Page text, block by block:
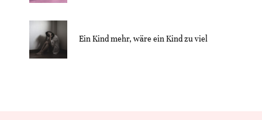
Ein Kind mehr, wäre ein Kind zu viel